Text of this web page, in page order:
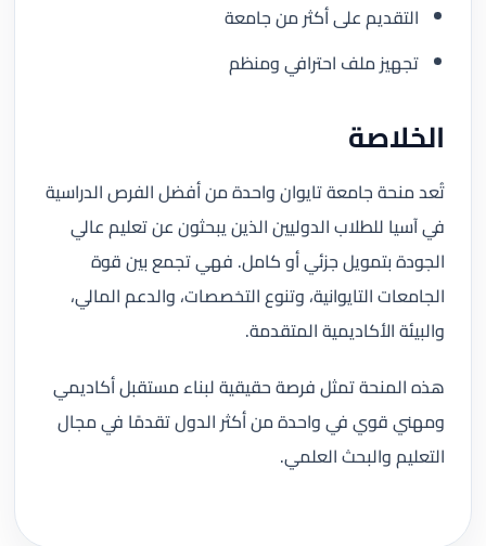
التقديم على أكثر من جامعة
تجهيز ملف احترافي ومنظم
الخلاصة
تُعد منحة جامعة تايوان واحدة من أفضل الفرص الدراسية
في آسيا للطلاب الدوليين الذين يبحثون عن تعليم عالي
الجودة بتمويل جزئي أو كامل. فهي تجمع بين قوة
الجامعات التايوانية، وتنوع التخصصات، والدعم المالي،
والبيئة الأكاديمية المتقدمة.
هذه المنحة تمثل فرصة حقيقية لبناء مستقبل أكاديمي
ومهني قوي في واحدة من أكثر الدول تقدمًا في مجال
التعليم والبحث العلمي.